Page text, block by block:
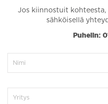
Jos kiinnostuit
sähköisellä
Puhelin: